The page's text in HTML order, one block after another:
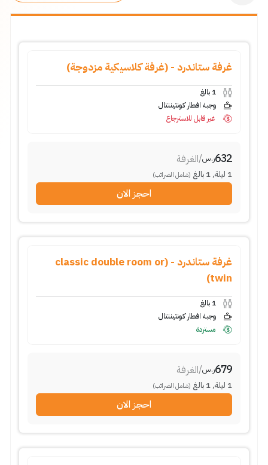
غرفة ستاندرد - (غرفة كلاسيكية مزدوجة)
1 بالغ
وجبة افطار كونتيننتال
غير قابل للاسترجاع
632ر.س/الغرفة
1 ليلة,
1 بالغ (شامل الضرائب)
احجز الان
غرفة ستاندرد - (classic double room or
twin)
1 بالغ
وجبة افطار كونتيننتال
مستردة
679ر.س/الغرفة
1 ليلة,
1 بالغ (شامل الضرائب)
احجز الان